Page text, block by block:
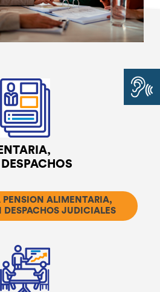
PENSION ALIMENTARIA,
DESPACHOS JUDICIALES